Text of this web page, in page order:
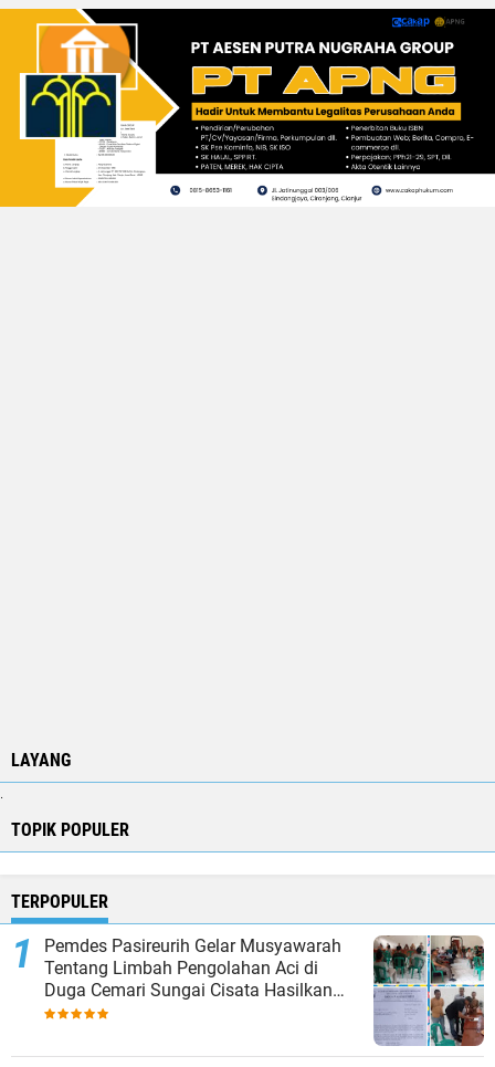
LAYANG
.
TOPIK POPULER
TERPOPULER
Pemdes Pasireurih Gelar Musyawarah
Tentang Limbah Pengolahan Aci di
Duga Cemari Sungai Cisata Hasilkan
Kesepakatan Tutup Sementara